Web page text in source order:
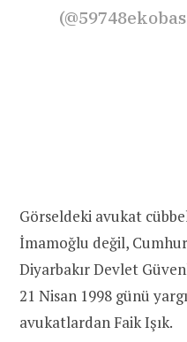
Görseldeki avukat
İmamoğlu değil,
Diyarbakır Devlet
21 Nisan 1998 günü
avukatlardan Faik Işık.